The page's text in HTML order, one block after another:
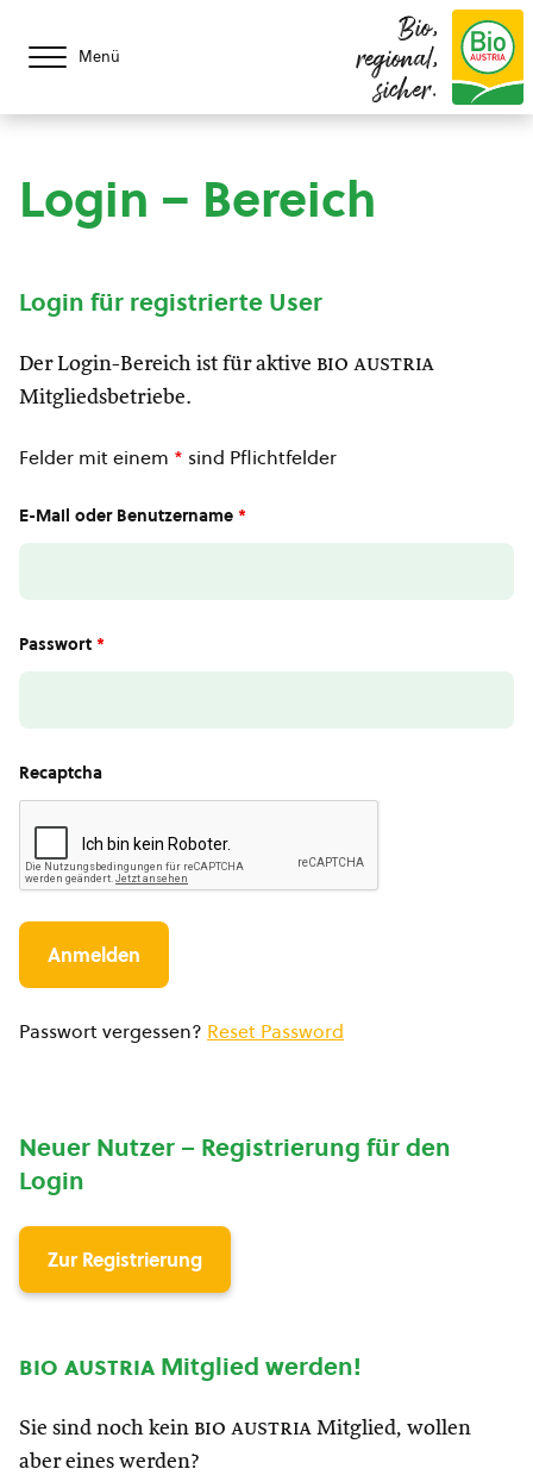
Menü
Bio,
regional,
sicher.
Login – Bereich
Login für registrierte User
Der Login-Bereich ist für aktive bio austria
Mitgliedsbetriebe.
Felder mit einem * sind Pflichtfelder
E-Mail oder Benutzername *
Passwort *
Recaptcha
Passwort vergessen? Reset Password
Neuer Nutzer – Registrierung für den
Login
Zur Registrierung
bio austria Mitglied werden!
Sie sind noch kein bio austria Mitglied, wollen
aber eines werden?